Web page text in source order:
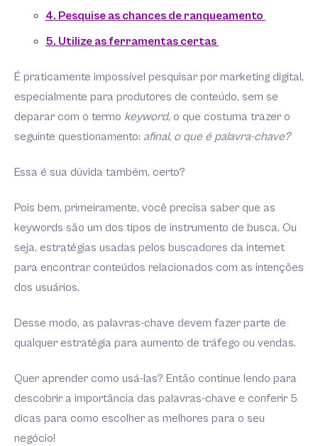
4. Pesquise as chances de ranqueamento
5. Utilize as ferramentas certas
É praticamente impossível pesquisar por marketing digital,
especialmente para produtores de conteúdo, sem se
deparar com o termo keyword, o que costuma trazer o
seguinte questionamento: afinal, o que é palavra-chave?
Essa é sua dúvida também, certo?
Pois bem, primeiramente, você precisa saber que as
keywords são um dos tipos de instrumento de busca. Ou
seja, estratégias usadas pelos buscadores da internet
para encontrar conteúdos relacionados com as intenções
dos usuários.
Desse modo, as palavras-chave devem fazer parte de
qualquer estratégia para aumento de tráfego ou vendas.
Quer aprender como usá-las? Então continue lendo para
descobrir a importância das palavras-chave e conferir 5
dicas para como escolher as melhores para o seu
negócio!